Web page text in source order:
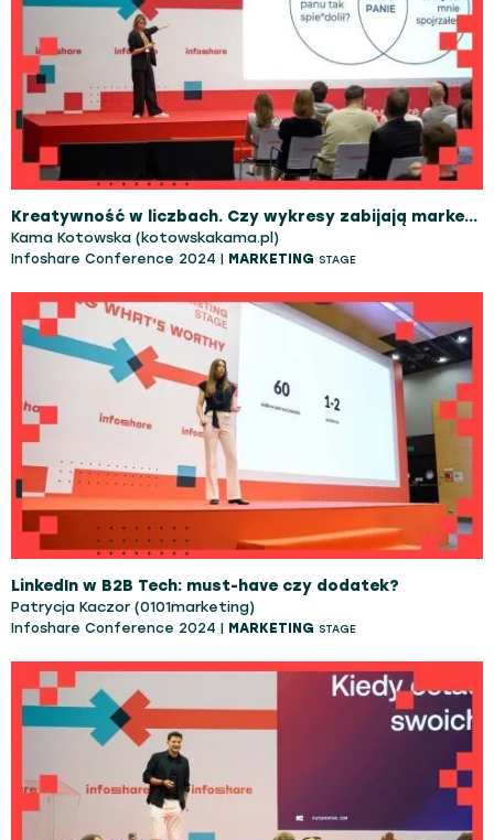
Kreatywność w liczbach. Czy wykresy zabijają marketing?
Kama Kotowska (kotowskakama.pl)
Infoshare Conference 2024 | MARKETING STAGE
LinkedIn w B2B Tech: must-have czy dodatek?
Patrycja Kaczor (0101marketing)
Infoshare Conference 2024 | MARKETING STAGE